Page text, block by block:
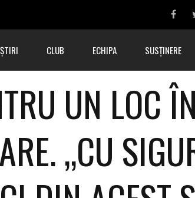
ȘTIRI CLUB ECHIPA SUSȚINERE
UN LOC
„CU